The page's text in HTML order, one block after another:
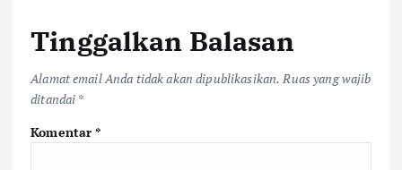
Tinggalkan Balasan
Alamat email Anda tidak akan dipublikasikan. Ruas yang wajib
ditandai *
Komentar*